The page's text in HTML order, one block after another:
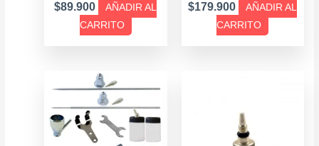
$89.900
AÑADIR AL
CARRITO
$179.900
AÑADIR AL
CARRITO